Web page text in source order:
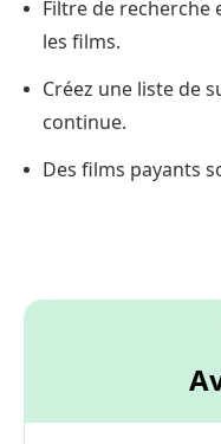
Filtre de recherche
les films.
Créez une liste de
continue.
Des films payants